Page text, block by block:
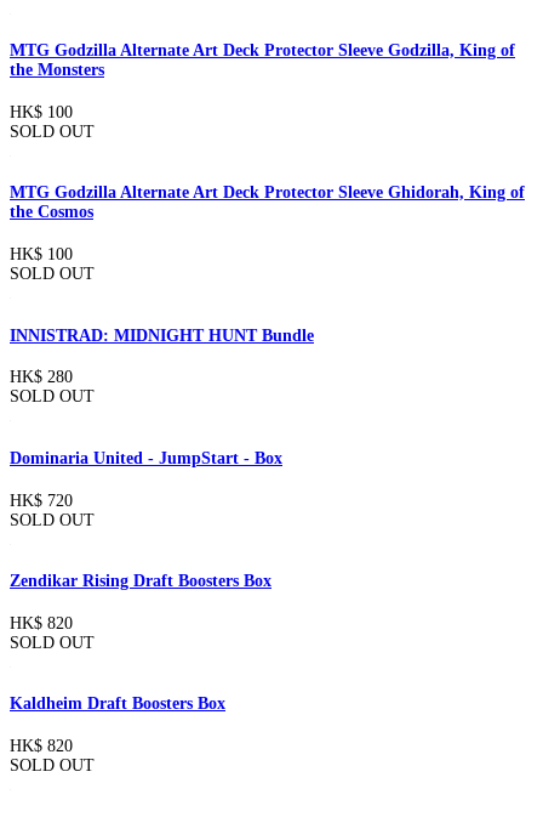
MTG Godzilla Alternate Art Deck Protector Sleeve Godzilla, King of
the Monsters
HK$ 100
SOLD OUT
MTG Godzilla Alternate Art Deck Protector Sleeve Ghidorah, King of
the Cosmos
HK$ 100
SOLD OUT
INNISTRAD: MIDNIGHT HUNT Bundle
HK$ 280
SOLD OUT
Dominaria United - JumpStart - Box
HK$ 720
SOLD OUT
Zendikar Rising Draft Boosters Box
HK$ 820
SOLD OUT
Kaldheim Draft Boosters Box
HK$ 820
SOLD OUT